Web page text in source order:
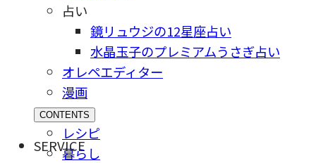
占い
鏡リュウジの12星座占い
水晶玉子のプレミアムうさぎ占い
オレペエディター
漫画
CONTENTS
レシピ
暮らし
SERVICE